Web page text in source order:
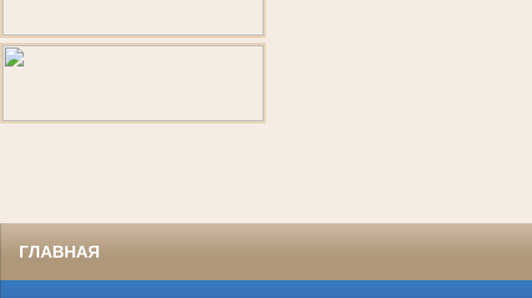
ГЛАВНАЯ